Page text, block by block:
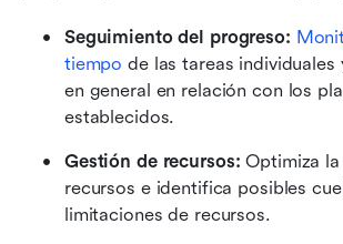
Seguimiento del progreso:
tiempo de las tareas
en general en relación con los
establecidos.
Gestión de recursos: Optimiza
recursos e identifica posibles
limitaciones de recursos.